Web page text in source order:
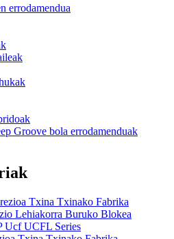
errodamendua
Groove bola errodamenduak